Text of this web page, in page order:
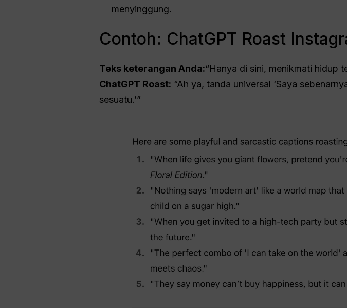
menyinggung.
Contoh: ChatGPT Roast
Teks keterangan Anda:“Hanya di sini, menikmati hidup
ChatGPT Roast: “Ah ya, tanda universal ‘Saya
sesuatu.’”